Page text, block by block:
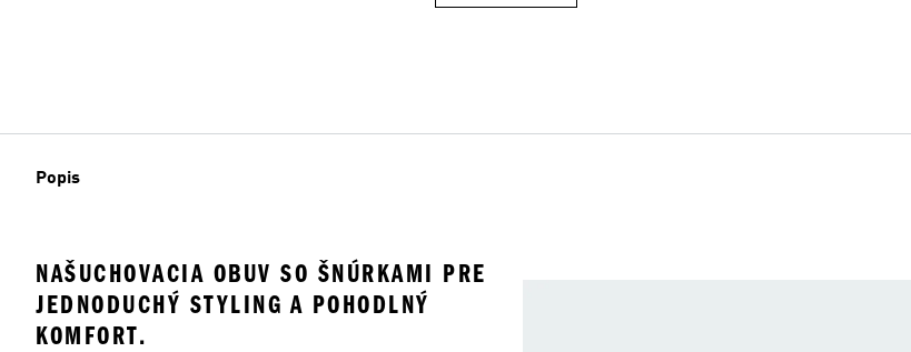
Popis
NAŠUCHOVACIA OBUV SO ŠNÚRKAMI PRE
JEDNODUCHÝ STYLING A POHODLNÝ
KOMFORT.